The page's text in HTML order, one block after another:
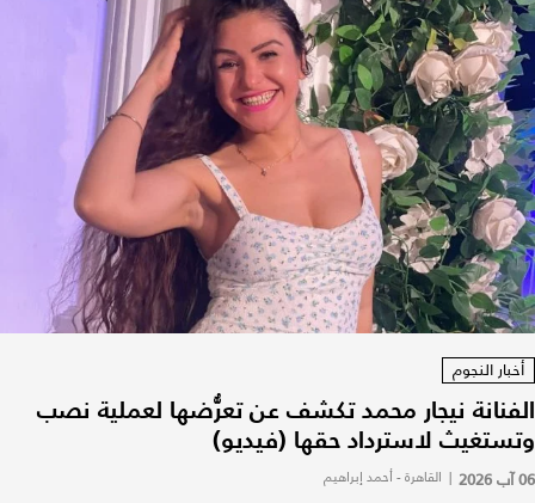
أخبار النجوم
الفنانة نيجار محمد تكشف عن تعرُّضها لعملية نصب
وتستغيث لاسترداد حقها (فيديو)
06 آب 2026 | القاهرة - أحمد إبراهيم